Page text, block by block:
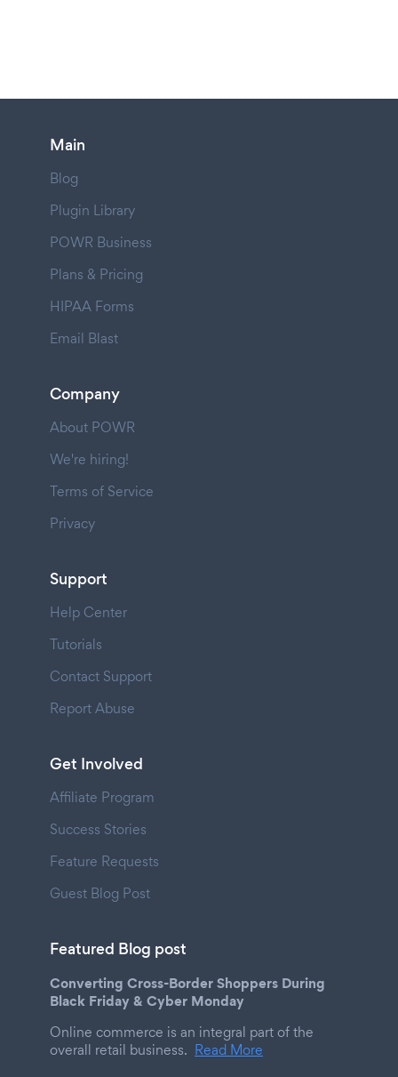
Main
Blog
Plugin Library
POWR Business
Plans & Pricing
HIPAA Forms
Email Blast
Company
About POWR
We're hiring!
Terms of Service
Privacy
Support
Help Center
Tutorials
Contact Support
Report Abuse
Get Involved
Affiliate Program
Success Stories
Feature Requests
Guest Blog Post
Featured Blog post
Converting Cross-Border Shoppers During
Black Friday & Cyber Monday
Online commerce is an integral part of the
overall retail business. Read More